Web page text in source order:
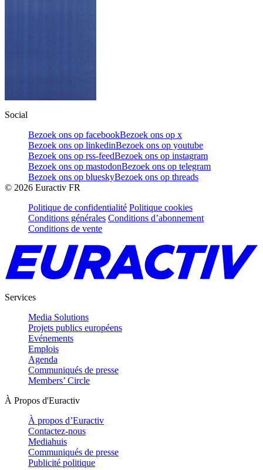
Social
Bezoek ons op facebookBezoek ons op x
Bezoek ons op linkedinBezoek ons op youtube
Bezoek ons op rss-feedBezoek ons op instagram
Bezoek ons op mastodonBezoek ons op telegram
Bezoek ons op blueskyBezoek ons op threads
© 2026 Euractiv FR
Politique de confidentialité Politique cookies
Conditions générales Conditions d’abonnement
Conditions de vente
Services
Media Solutions
Projets publics européens
Evénements
Emplois
Agenda
Communiqués de presse
Members’ Circle
À Propos d'Euractiv
À propos d’Euractiv
Contactez-nous
Mediahuis
Communiqués de presse
Publicité politique